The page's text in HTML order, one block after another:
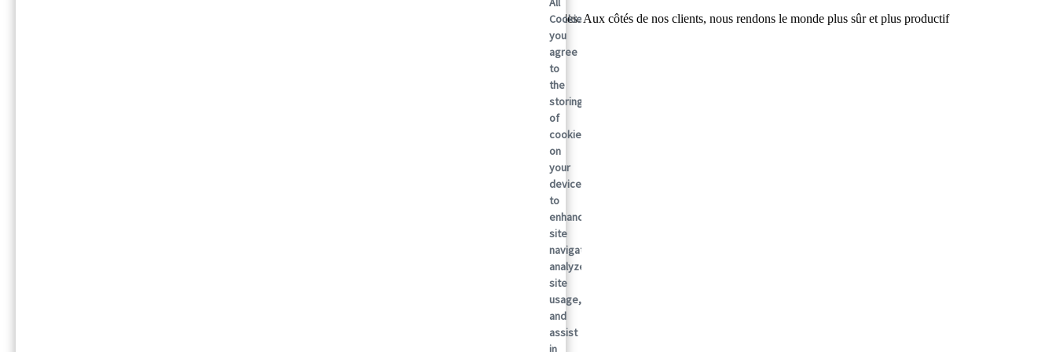
International Paper (NYSE : IP ; LSE : IPC) est le leader mondial des solutions d'emballage durables. Aux côtés de nos clients, nous rendons le monde plus sûr et plus productif
Cookies”,
you
agree
to
the
storing
of
cookies
on
your
device
to
enhance
site
navigation,
analyze
site
usage,
and
assist
in